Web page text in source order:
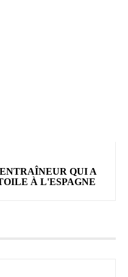
QUI A
À L'ESPAGNE